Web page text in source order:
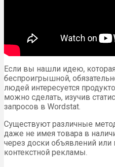
Если вы нашли идею,
беспроигрышной,
людей интересуется
можно сделать, изучив
запросов в Wordstat.
Существуют различные
даже не имея товара в
через доски объявлений или
контекстной рекламы.